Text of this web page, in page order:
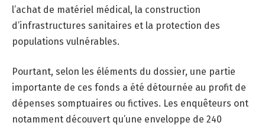
l’achat de matériel médical, la construction
d’infrastructures sanitaires et la protection des
populations vulnérables.
Pourtant, selon les éléments du dossier, une partie
importante de ces fonds a été détournée au profit de
dépenses somptuaires ou fictives. Les enquêteurs ont
notamment découvert qu’une enveloppe de 240